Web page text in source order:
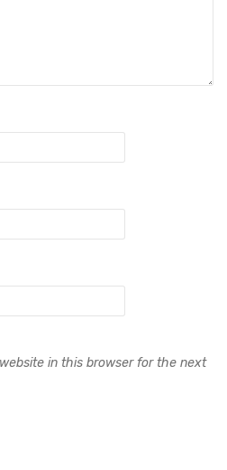
in this browser for the next